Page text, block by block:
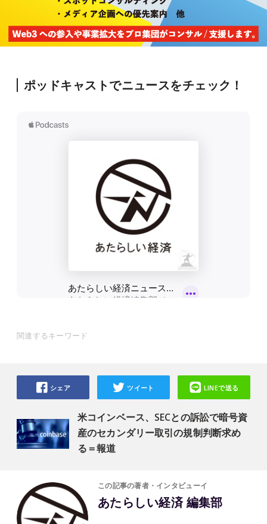
ポッドキャストでニュースをチェック！
関連するキーワード
米コインベース、SECとの訴訟で暗号資
産のセカンダリー取引の規制判断求め
る＝報道
シェア ツイート LINEで送る
この記事の著者・インタビューイ
あたらしい経済 編集部